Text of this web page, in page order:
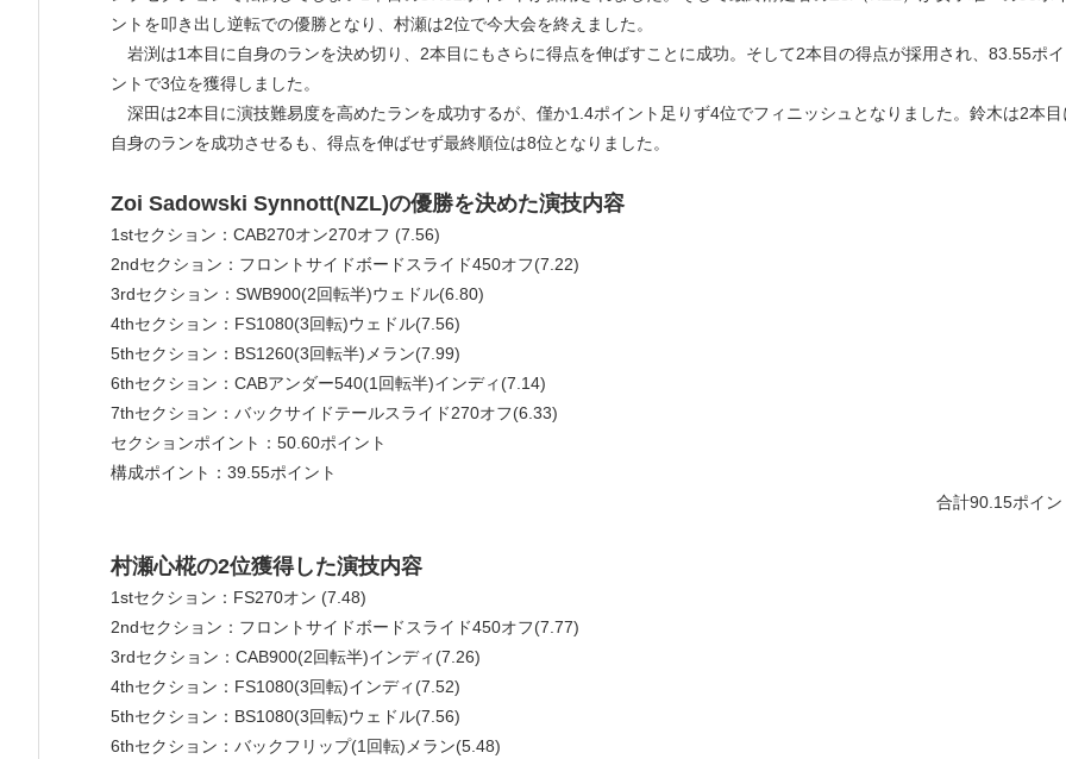
ントを叩き出し逆転での優勝となり、村瀬は2位で今大会を終えました。
岩渕は1本目に自身のランを決め切り、2本目にもさらに得点を伸ばすことに成功。そして2本目の得点が採用され、83.55ポイ
ントで3位を獲得しました。
深田は2本目に演技難易度を高めたランを成功するが、僅か1.4ポイント足りず4位でフィニッシュとなりました。鈴木は2本目
自身のランを成功させるも、得点を伸ばせず最終順位は8位となりました。
Zoi Sadowski Synnott(NZL)の優勝を決めた演技内容
1stセクション：CAB270オン270オフ (7.56)
2ndセクション：フロントサイドボードスライド450オフ(7.22)
3rdセクション：SWB900(2回転半)ウェドル(6.80)
4thセクション：FS1080(3回転)ウェドル(7.56)
5thセクション：BS1260(3回転半)メラン(7.99)
6thセクション：CABアンダー540(1回転半)インディ(7.14)
7thセクション：バックサイドテールスライド270オフ(6.33)
セクションポイント：50.60ポイント
構成ポイント：39.55ポイント
合計90.15ポイン
村瀬心椛の2位獲得した演技内容
1stセクション：FS270オン (7.48)
2ndセクション：フロントサイドボードスライド450オフ(7.77)
3rdセクション：CAB900(2回転半)インディ(7.26)
4thセクション：FS1080(3回転)インディ(7.52)
5thセクション：BS1080(3回転)ウェドル(7.56)
6thセクション：バックフリップ(1回転)メラン(5.48)